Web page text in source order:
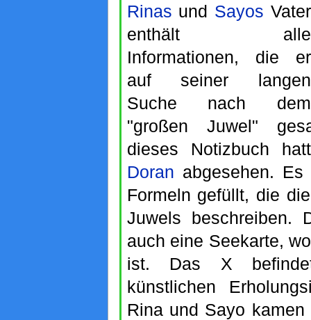
Rinas und Sayos Vater
enthält alle
Informationen, die er
auf seiner langen
Suche nach dem
"großen Juwel"
dieses Notizbuch
Doran abgesehen.
Formeln gefüllt, die
Juwels beschreiben.
auch eine Seekarte,
ist. Das X
künstlichen
Rina und Sayo